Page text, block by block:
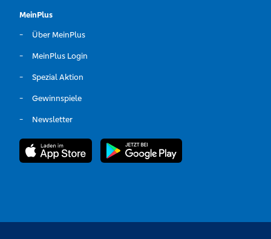
MeinPlus
Über MeinPlus
MeinPlus Login
Spezial Aktion
Gewinnspiele
Newsletter